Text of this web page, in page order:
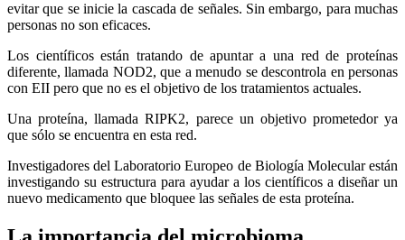
evitar que se inicie la cascada de señales. Sin embargo, para muchas
personas no son eficaces.
Los científicos están tratando de apuntar a una red de proteínas
diferente, llamada NOD2, que a menudo se descontrola en personas
con EII pero que no es el objetivo de los tratamientos actuales.
Una proteína, llamada RIPK2, parece un objetivo prometedor ya
que sólo se encuentra en esta red.
Investigadores del Laboratorio Europeo de Biología Molecular están
investigando su estructura para ayudar a los científicos a diseñar un
nuevo medicamento que bloquee las señales de esta proteína.